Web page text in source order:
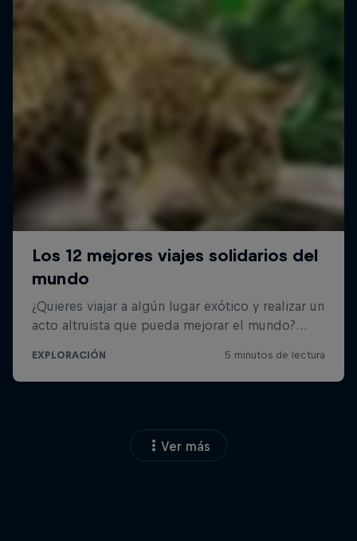
Ver más